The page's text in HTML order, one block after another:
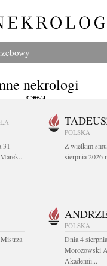
nekrologi
31
POLSKA
Z wielkim
sierpnia 2026
Mistrza
POLSKA
Dnia 4
Morozowski
Akademii...